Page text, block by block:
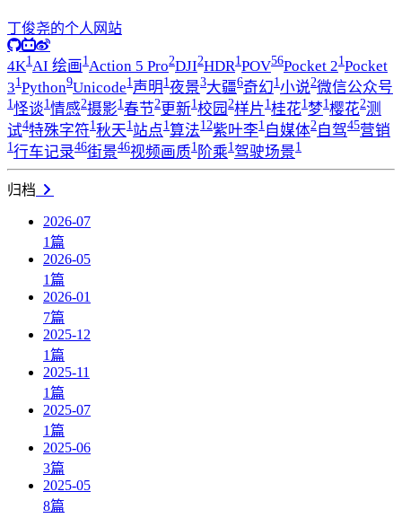
丁俊尧的个人网站
4K1AI 绘画1Action 5 Pro2DJI2HDR1POV56Pocket 21Pocket
31Python9Unicode1声明 1夜景3大疆6奇幻1小说2微信公众号
1怪谈1情感2摄影1春节2更新1校园 2样片1桂花1梦1樱花2测
试4特殊字符1秋天1站点1算法12紫叶李1 自媒体2自驾45营销
1行车记录46街景46视频画质1 阶乘1驾驶场景1
归档
2026-07
1篇
2026-05
1篇
2026-01
7篇
2025-12
1篇
2025-11
1篇
2025-07
1篇
2025-06
3篇
2025-05
8篇